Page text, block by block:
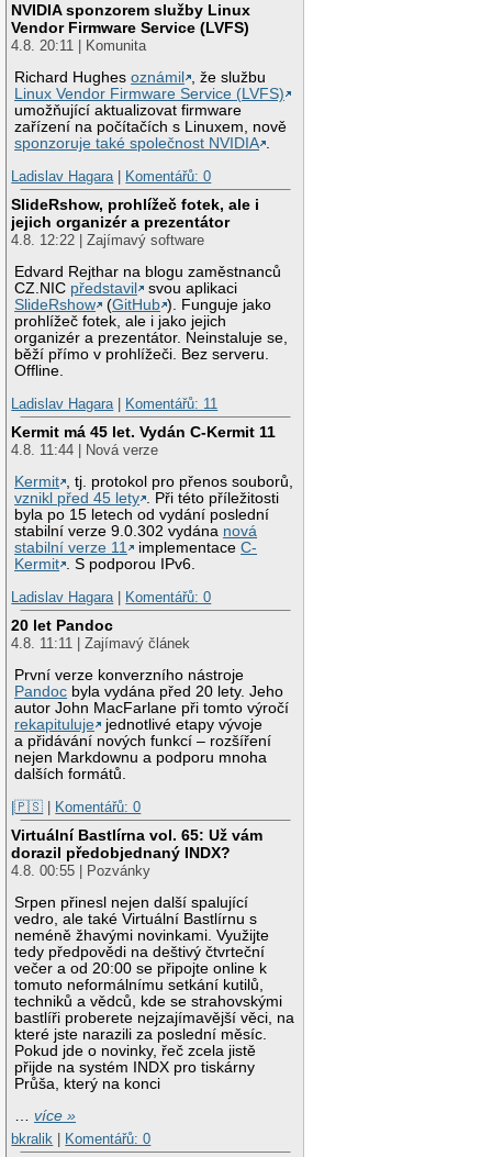
NVIDIA sponzorem služby Linux
Vendor Firmware Service (LVFS)
4.8. 20:11 | Komunita
Richard Hughesoznámil
, že službu
Linux Vendor Firmware Service (LVFS)
umožňující aktualizovat firmware
zařízení na počítačích s Linuxem, nově
sponzoruje také společnost NVIDIA .
Ladislav Hagara | Komentářů: 0
SlideRshow, prohlížeč fotek, ale i
jejich organizér a prezentátor
4.8. 12:22 | Zajímavý software
Edvard Rejthar na blogu zaměstnanců
CZ.NIC představil
svou aplikaci
SlideRshow
(GitHub ). Funguje jako
prohlížeč fotek, ale i jako jejich
organizér a prezentátor. Neinstaluje se,
běží přímo v prohlížeči. Bez serveru.
Offline.
Ladislav Hagara | Komentářů: 11
Kermit má 45 let. Vydán C-Kermit 11
4.8. 11:44 | Nová verze
Kermit , tj. protokol pro přenos souborů,
vznikl před 45 lety . Při této příležitosti
byla po 15 letech od vydání poslední
stabilní verze 9.0.302 vydána nová
stabilní verze 11
implementaceC-
Kermit . S podporou IPv6.
Ladislav Hagara | Komentářů: 0
20 let Pandoc
4.8. 11:11 | Zajímavý článek
První verze konverzního nástroje
Pandoc byla vydána před 20 lety. Jeho
autor John MacFarlane při tomto výročí
rekapituluje
jednotlivé etapy vývoje
a přidávání nových funkcí – rozšíření
nejen Markdownu a podporu mnoha
dalších formátů.
|🇵🇸 | Komentářů: 0
Virtuální Bastlírna vol. 65: Už vám
dorazil předobjednaný INDX?
4.8. 00:55 | Pozvánky
Srpen přinesl nejen další spalující
vedro, ale také Virtuální Bastlírnu s
neméně žhavými novinkami. Využijte
tedy předpovědi na deštivý čtvrteční
večer a od 20:00 se připojte online k
tomuto neformálnímu setkání kutilů,
techniků a vědců, kde se strahovskými
bastlíři proberete nejzajímavější věci, na
které jste narazili za poslední měsíc.
Pokud jde o novinky, řeč zcela jistě
přijde na systém INDX pro tiskárny
Průša, který na konci
…více »
bkralik
Komentářů: 0